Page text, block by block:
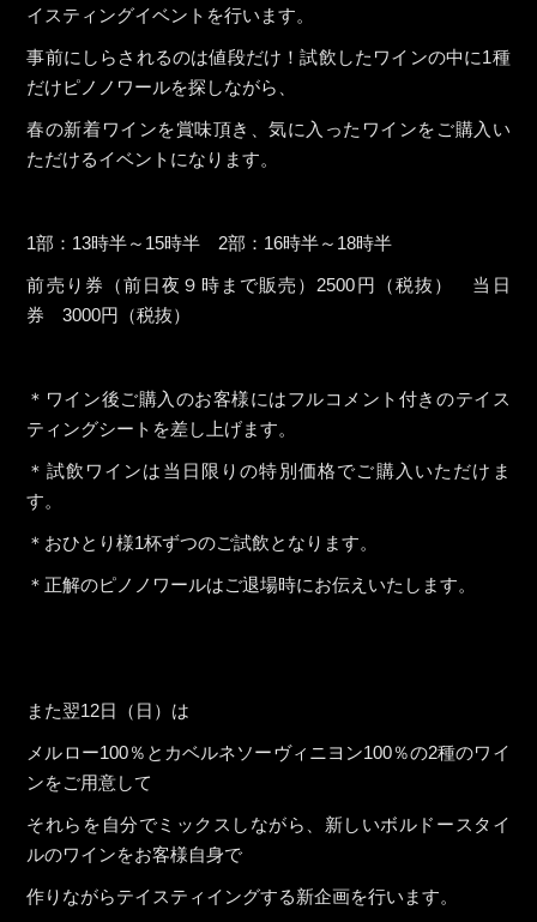
イスティングイベントを行います。
事前にしらされるのは値段だけ！試飲したワインの中に1種
だけピノノワールを探しながら、
春の新着ワインを賞味頂き、気に入ったワインをご購入い
ただけるイベントになります。
1部：13時半～15時半 2部：16時半～18時半
前売り券（前日夜９時まで販売）2500円（税抜） 当日
券 3000円（税抜）
＊ワイン後ご購入のお客様にはフルコメント付きのテイス
ティングシートを差し上げます。
＊試飲ワインは当日限りの特別価格でご購入いただけま
す。
＊おひとり様1杯ずつのご試飲となります。
＊正解のピノノワールはご退場時にお伝えいたします。
また翌12日（日）は
メルロー100％とカベルネソーヴィニヨン100％の2種のワイ
ンをご用意して
それらを自分でミックスしながら、新しいボルドースタイ
ルのワインをお客様自身で
作りながらテイスティイングする新企画を行います。